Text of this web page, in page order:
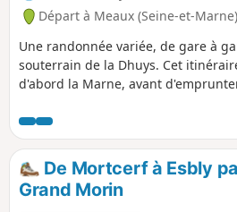
Départ à Meaux (Seine-et-Marne)
Une randonnée variée, de gare à
souterrain de la Dhuys. Cet
d'abord la Marne, avant
De Mortcerf à Esbly
Grand Morin